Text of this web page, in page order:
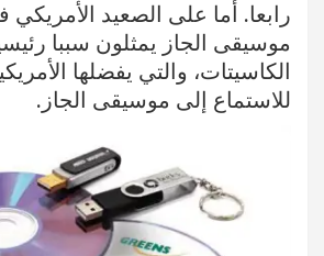
رابعا. أما على الصعيد الأمريكي
موسيقى الجاز يمثلون سببا
الكاسيتات، والتي يفضلها
للاستماع إلى موسيقى الجاز.